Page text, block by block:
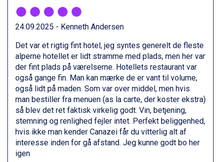
La Thuile från 7.045 kr.
Cervinia från 8.245 kr.
Saalbach från 9.445 kr.
Passo Tonale från 5.895 kr.
Sölden från 12.995 kr.
Champoluc från 5.945 kr.
Sestriere från 6.945 kr.
Fieberbrunn från 9.645 kr.
Ischgl från 11.295 kr.
Wagrain från 7.095 kr.
Val Thorens från 8.395 kr.
St. Anton från 11.245 kr.
Zell am See från 6.295 kr.
Canazei från 7.195 kr.
24.09.2025 - Kenneth Andersen
Det var et rigtig fint hotel, jeg syntes generelt de fleste
alperne hotellet er lidt stramme med plads, men her var
der fint plads på værelserne. Hotellets restaurant var
også gange fin. Man kan mærke de er vant til volume,
også lidt på maden. Som var over middel, men hvis
man bestiller fra menuen (as la carte, der koster ekstra)
så blev det ret faktisk virkelig godt. Vin, betjening,
stemning og renlighed fejler intet. Perfekt beliggenhed,
hvis ikke man kender Canazei får du vitterlig alt af
interesse inden for gå afstand. Jeg kunne godt bo her
igen